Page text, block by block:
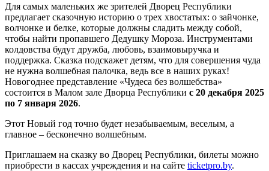
Для самых маленьких же зрителей Дворец Республики
предлагает сказочную историю о трех хвостатых: о зайчонке,
волчонке и белке, которые должны сладить между собой,
чтобы найти пропавшего Дедушку Мороза. Инструментами
колдовства будут дружба, любовь, взаимовыручка и
поддержка. Сказка подскажет детям, что для совершения чуда
не нужна волшебная палочка, ведь все в наших руках!
Новогоднее представление «Чудеса без волшебства»
состоится в Малом зале Дворца Республики с 20 декабря 2025
по 7 января 2026.
Этот Новый год точно будет незабываемым, веселым, а
главное – бесконечно волшебным.
Приглашаем на сказку во Дворец Республики, билеты можно
приобрести в кассах учреждения и на сайте ticketpro.by.